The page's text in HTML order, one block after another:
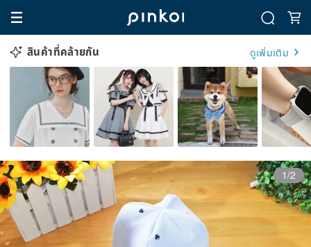
สินค้าที่คล้ายกัน ดูเพิ่มเติม
1/2